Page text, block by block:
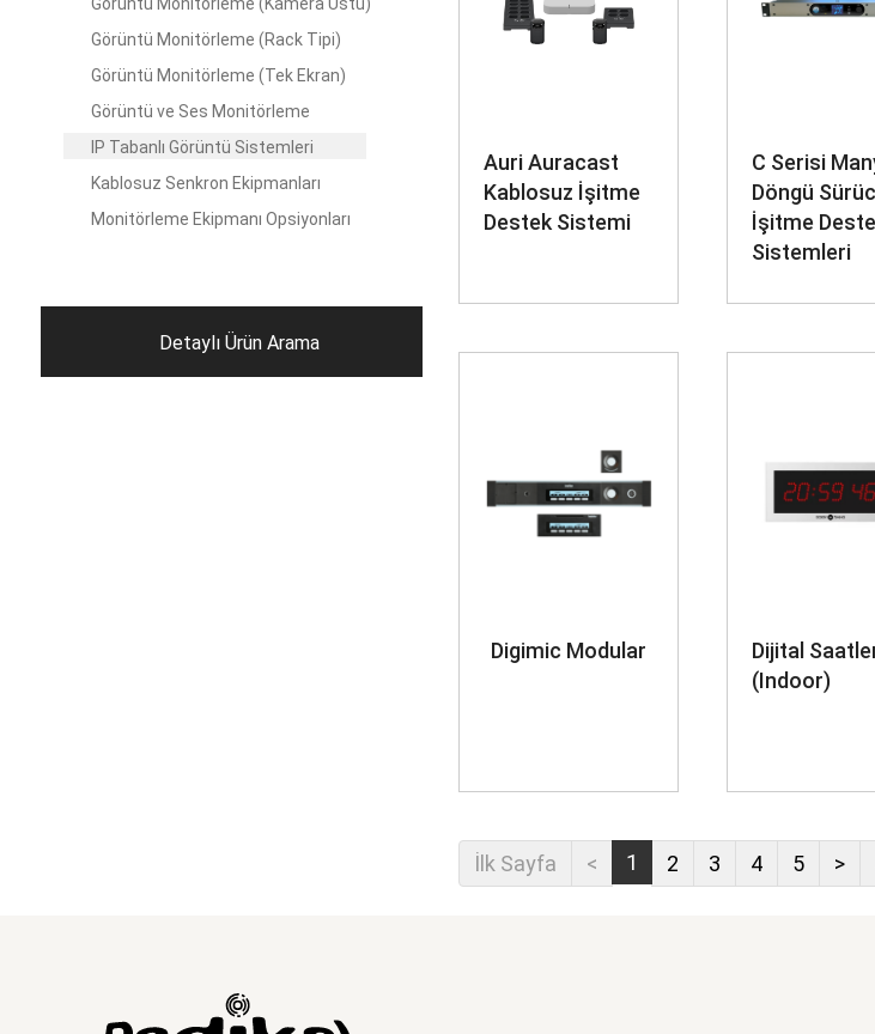
Görüntü Monitörleme (Rack Tipi)
Görüntü Monitörleme (Tek Ekran)
Görüntü ve Ses Monitörleme
IP Tabanlı Görüntü Sistemleri
Kablosuz Senkron Ekipmanları
Monitörleme Ekipmanı Opsiyonları
Detaylı Ürün Arama
Auri Auracast
Kablosuz İşitme
Destek Sistemi
C Serisi
Döngü
İşitme
Sistemleri
Digimic Modular
Dijital
(Indoor)
İlk Sayfa < 1 2 3 4 5 >